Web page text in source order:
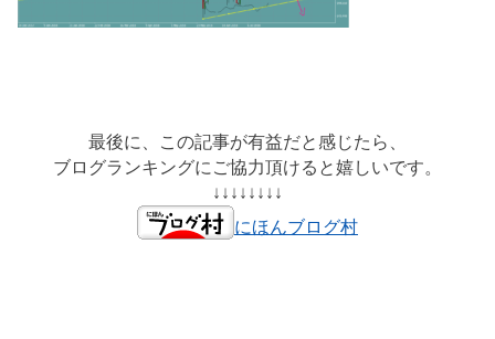
最後に、この記事が有益だと感じたら、
ブログランキングにご協力頂けると嬉しいです。
↓↓↓↓↓↓↓↓
にほんブログ村